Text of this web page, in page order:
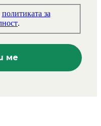
политиката за
.